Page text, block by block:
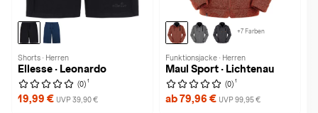
Shorts · Herren
Ellesse · Leonardo
(0) 1
19,99 € UVP 39,90 €
+7 Farben
Funktionsjacke · Herren
Maul Sport · Lichtenau
(0) 1
ab 79,96 € UVP 99,95 €